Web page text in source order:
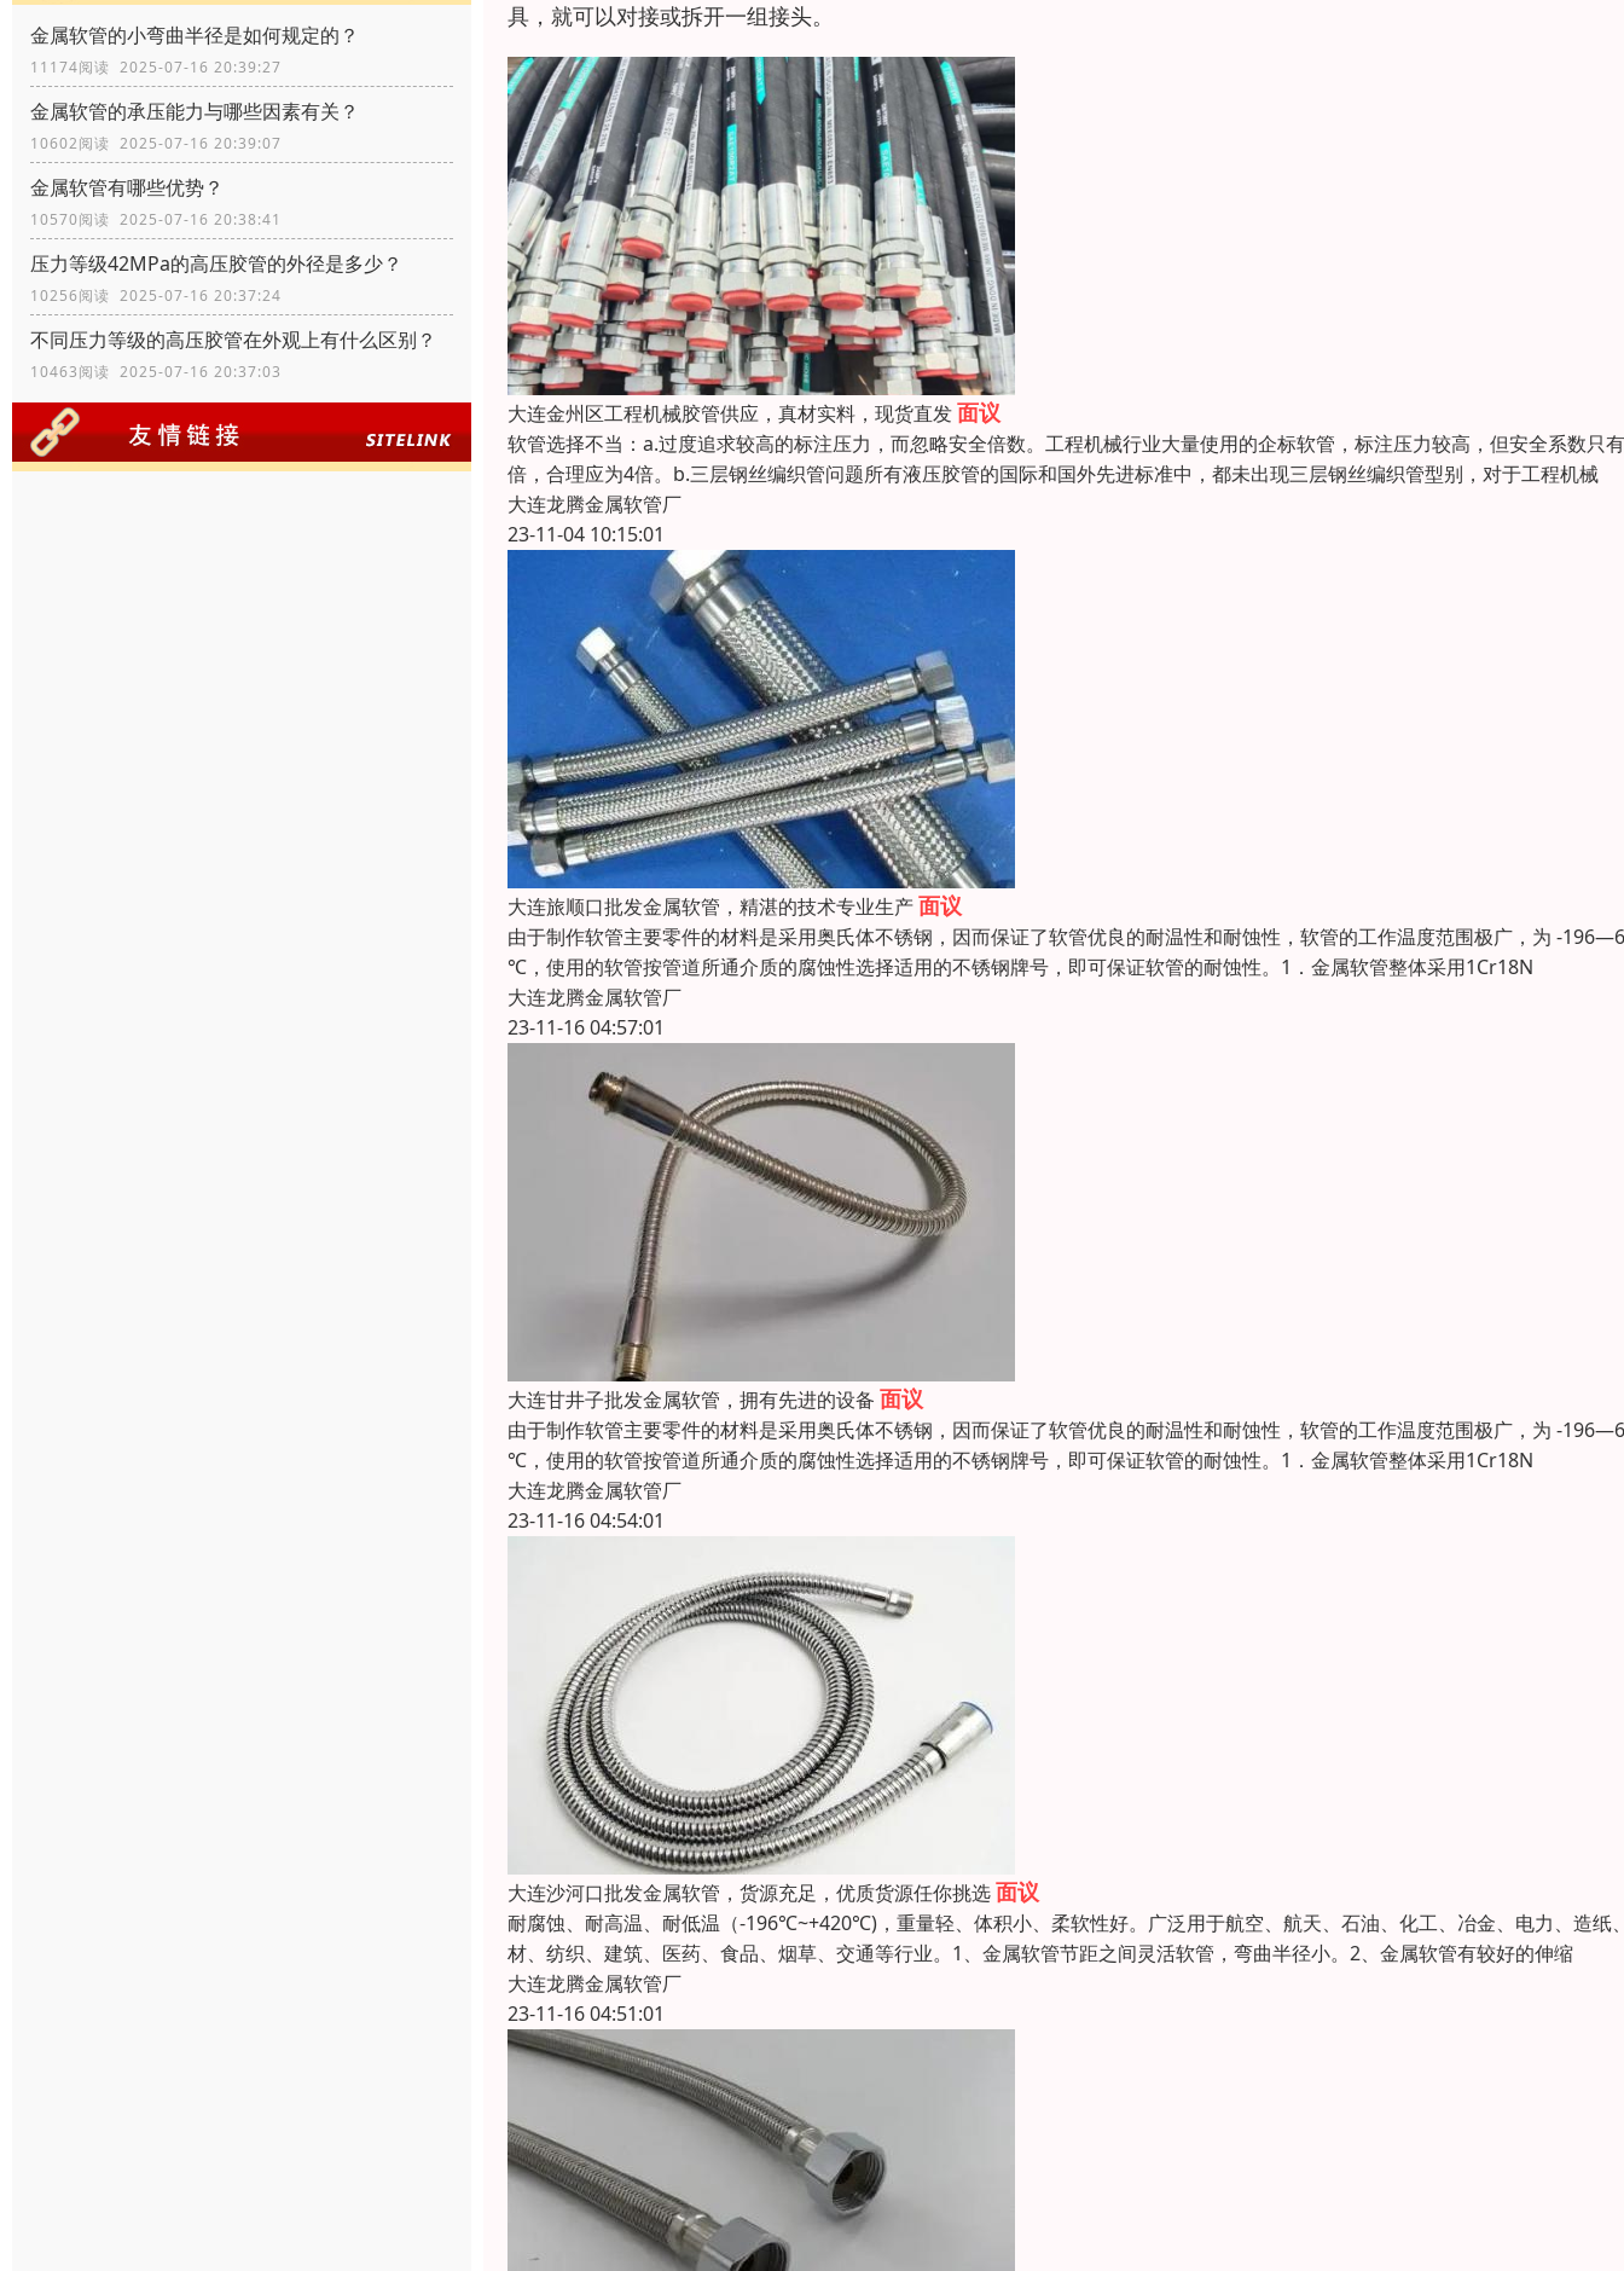
金属软管的小弯曲半径是如何规定的？
11174阅读 2025-07-16 20:39:27
金属软管的承压能力与哪些因素有关？
10602阅读 2025-07-16 20:39:07
金属软管有哪些优势？
10570阅读 2025-07-16 20:38:41
压力等级42MPa的高压胶管的外径是多少？
10256阅读 2025-07-16 20:37:24
不同压力等级的高压胶管在外观上有什么区别？
10463阅读 2025-07-16 20:37:03
具，就可以对接或拆开一组接头。
大连金州区工程机械胶管供应，真材实料，现货直发面议
软管选择不当：a.过度追求较高的标注压力，而忽略安全倍数。工程机械行业大量使用的企标软管，标注压力较高，但安全系数只
倍，合理应为4倍。b.三层钢丝编织管问题所有液压胶管的国际和国外先进标准中，都未出现三层钢丝编织管型别，对于工程机械
大连龙腾金属软管厂
23-11-04 10:15:01
大连旅顺口批发金属软管，精湛的技术专业生产面议
由于制作软管主要零件的材料是采用奥氏体不锈钢，因而保证了软管优良的耐温性和耐蚀性，软管的工作温度范围极广，为 -
℃，使用的软管按管道所通介质的腐蚀性选择适用的不锈钢牌号，即可保证软管的耐蚀性。1．金属软管整体采用1Cr18N
大连龙腾金属软管厂
23-11-16 04:57:01
大连甘井子批发金属软管，拥有先进的设备 面议
由于制作软管主要零件的材料是采用奥氏体不锈钢，因而保证了软管优良的耐温性和耐蚀性，软管的工作温度范围极广，为 -
℃，使用的软管按管道所通介质的腐蚀性选择适用的不锈钢牌号，即可保证软管的耐蚀性。1．金属软管整体采用1Cr18N
大连龙腾金属软管厂
23-11-16 04:54:01
大连沙河口批发金属软管，货源充足，优质货源任你挑选面议
耐腐蚀、耐高温、耐低温（-196℃~+420℃)，重量轻、体积小、柔软性好。广泛用于航空、航天、石油、化工、冶金、电力、造纸
材、纺织、建筑、医药、食品、烟草、交通等行业。1、金属软管节距之间灵活软管，弯曲半径小。2、金属软管有较好的伸缩
大连龙腾金属软管厂
23-11-16 04:51:01